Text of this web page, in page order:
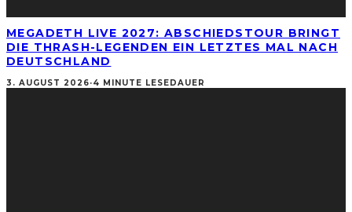
MEGADETH LIVE 2027: ABSCHIEDSTOUR BRINGT
DIE THRASH-LEGENDEN EIN LETZTES MAL NACH
DEUTSCHLAND
3. AUGUST 2026·4 MINUTE LESEDAUER